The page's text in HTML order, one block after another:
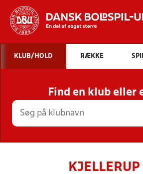
STILLINGER, RESULTATER,
HOLD
KLUB/HOLD RÆKKE
Find en klub eller
KJELLERUP